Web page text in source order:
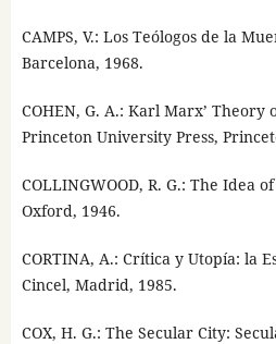
CAMPS, V.: Los Teólogos de la
Barcelona, 1968.
COHEN, G. A.: Karl Marx’ Theory
Princeton University Press,
COLLINGWOOD, R. G.: The Idea
Oxford, 1946.
CORTINA, A.: Crítica y Utopía: la
Cincel, Madrid, 1985.
COX, H. G.: The Secular City: